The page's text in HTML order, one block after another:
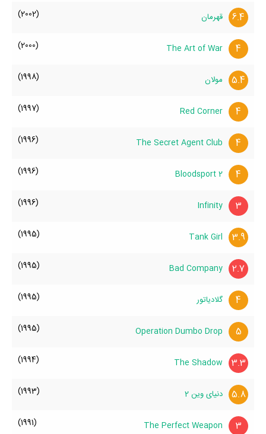
6.4 قهرمان (2002)
4
The Art of War
(2000)
5.4 مولان (1998)
4
Red Corner
(1997)
4
The Secret Agent Club
(1996)
4
Bloodsport 2
(1996)
3
Infinity
(1996)
3.9
Tank Girl
(1995)
2.7
Bad Company
(1995)
4 گلادیاتور (1995)
5
Operation Dumbo Drop
(1995)
3.3
The Shadow
(1994)
5.8 دنیای وین 2 (1993)
3
The Perfect Weapon
(1991)